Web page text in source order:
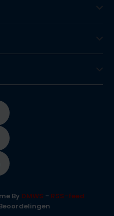
By DMWS - RSS-feed